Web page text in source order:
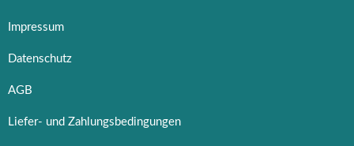
Impressum
Datenschutz
AGB
Liefer- und Zahlungsbedingungen